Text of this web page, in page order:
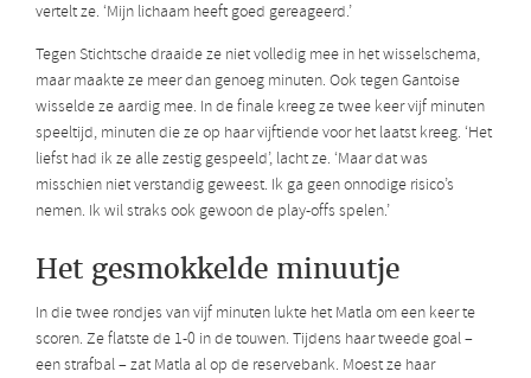
vertelt ze. ‘Mijn lichaam heeft goed gereageerd.’
Tegen Stichtsche draaide ze niet volledig mee in het wisselschema,
maar maakte ze meer dan genoeg minuten. Ook tegen Gantoise
wisselde ze aardig mee. In de finale kreeg ze twee keer vijf minuten
speeltijd, minuten die ze op haar vijftiende voor het laatst kreeg. ‘Het
liefst had ik ze alle zestig gespeeld’, lacht ze. ‘Maar dat was
misschien niet verstandig geweest. Ik ga geen onnodige risico’s
nemen. Ik wil straks ook gewoon de play-offs spelen.’
Het gesmokkelde minuutje
In die twee rondjes van vijf minuten lukte het Matla om een keer te
scoren. Ze flatste de 1-0 in de touwen. Tijdens haar tweede goal –
een strafbal – zat Matla al op de reservebank. Moest ze haar